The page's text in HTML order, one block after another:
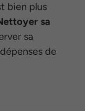
bien plus
sa
sa
de